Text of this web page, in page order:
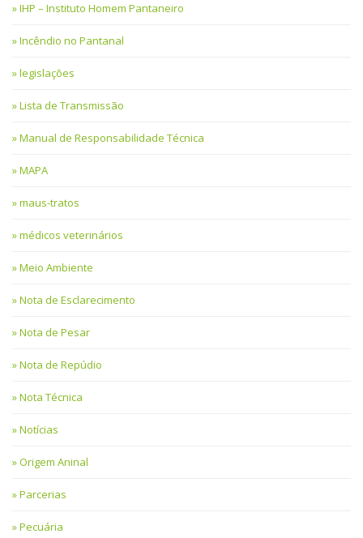
IHP – Instituto Homem Pantaneiro
Incêndio no Pantanal
legislações
Lista de Transmissão
Manual de Responsabilidade Técnica
MAPA
maus-tratos
médicos veterinários
Meio Ambiente
Nota de Esclarecimento
Nota de Pesar
Nota de Repúdio
Nota Técnica
Notícias
Origem Aninal
Parcerias
Pecuária